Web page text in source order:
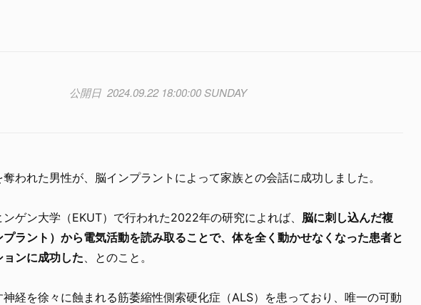
2024.09.22 18:00:00 SUNDAY
われた男性が、脳インプラントによって家族との会話に成功しました。
ンゲン大学（EKUT）で行われた2022年の研究によれば、 脳に刺し込んだ複
ラント）から電気活動を読み取ることで、体を全く動かせなくなった患者と
ンに成功した 、とのこと。
経を徐々に蝕まれる筋萎縮性側索硬化症（ALS）を患っており、唯一の可動